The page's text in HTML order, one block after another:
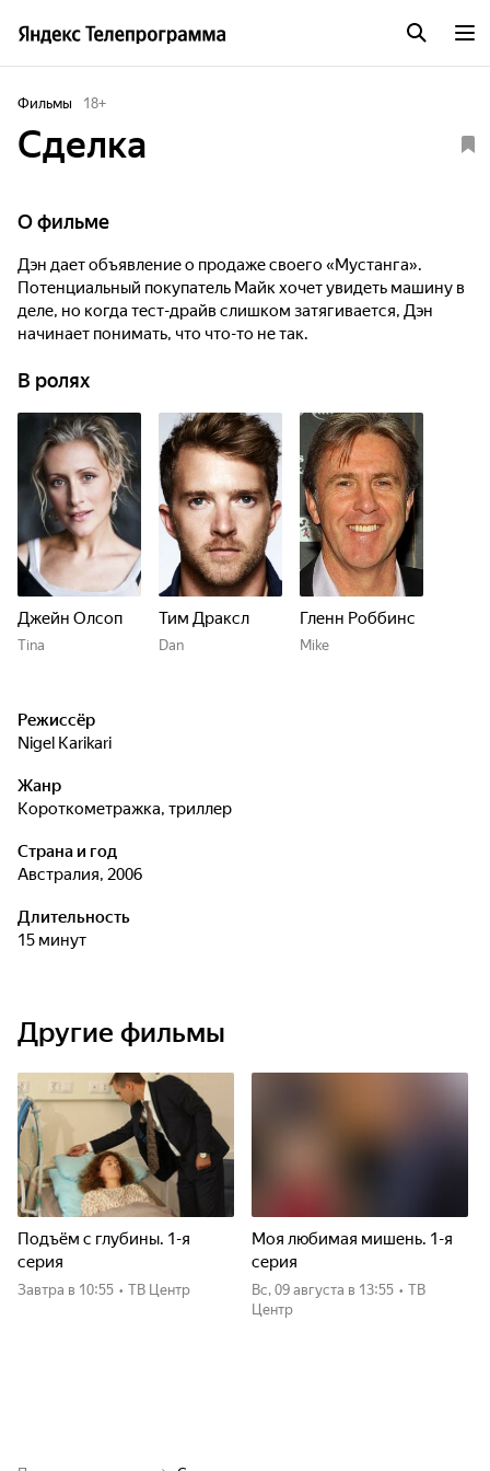
Фильмы 18+
Сделка
О фильме
Дэн дает объявление о продаже своего «Мустанга».
Потенциальный покупатель Майк хочет увидеть машину в
деле, но когда тест-драйв слишком затягивается, Дэн
начинает понимать, что что-то не так.
В ролях
Джейн Олсоп
Tina
Тим Драксл
Dan
Гленн Роббинс
Mike
Режиссёр
Nigel Karikari
Жанр
короткометражка, триллер
Страна и год
Австралия, 2006
Длительность
15 минут
Другие фильмы
Подъём с глубины. 1-я
серия
Завтра в 10:55 • ТВ Центр
Моя любимая мишень. 1-я
серия
вс, 09 августа в 13:55 • ТВ
Центр